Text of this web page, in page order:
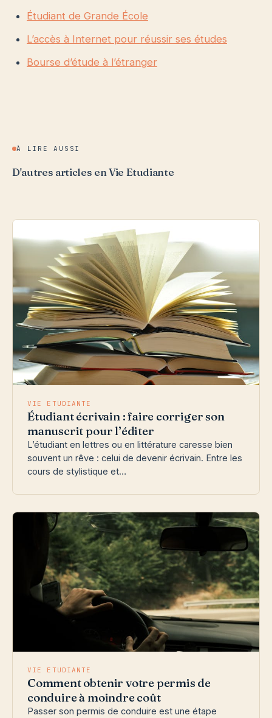
Étudiant de Grande École
L’accès à Internet pour réussir ses études
Bourse d’étude à l’étranger
À LIRE AUSSI
D'autres articles en Vie Etudiante
VIE ETUDIANTE
Étudiant écrivain : faire corriger son
manuscrit pour l’éditer
L’étudiant en lettres ou en littérature caresse bien
souvent un rêve : celui de devenir écrivain. Entre les
cours de stylistique et…
VIE ETUDIANTE
Comment obtenir votre permis de
conduire à moindre coût
Passer son permis de conduire est une étape